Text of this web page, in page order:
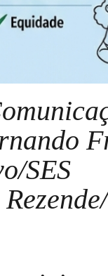
SES